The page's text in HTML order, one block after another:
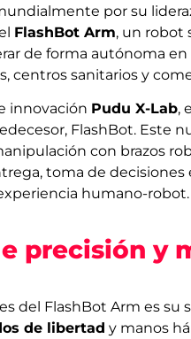
por su
FlashBot Arm, un robot
de forma autónoma
centros sanitarios y
innovación Pudu X-Lab,
FlashBot. Este
con brazos
toma de
humano-robot.
precisión y
del FlashBot Arm es
de libertad y manos